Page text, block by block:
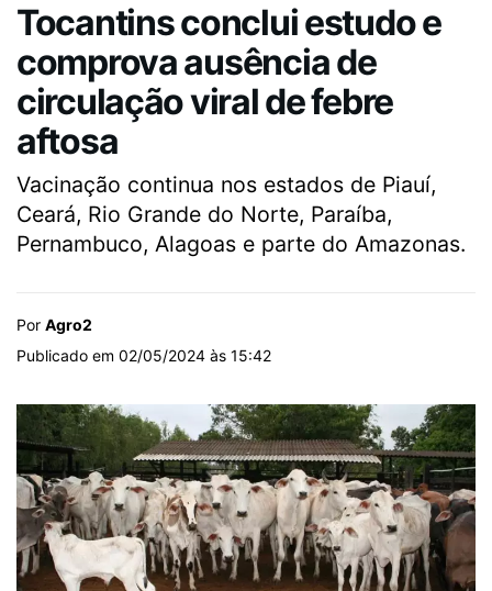
Tocantins conclui estudo e
comprova ausência de
circulação viral de febre
aftosa
Vacinação continua nos estados de Piauí,
Ceará, Rio Grande do Norte, Paraíba,
Pernambuco, Alagoas e parte do Amazonas.
Por Agro2
Publicado em 02/05/2024 às 15:42